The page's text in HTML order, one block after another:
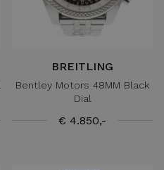
BREITLING
Bentley Motors 48MM Black
Dial
€ 4.850,-